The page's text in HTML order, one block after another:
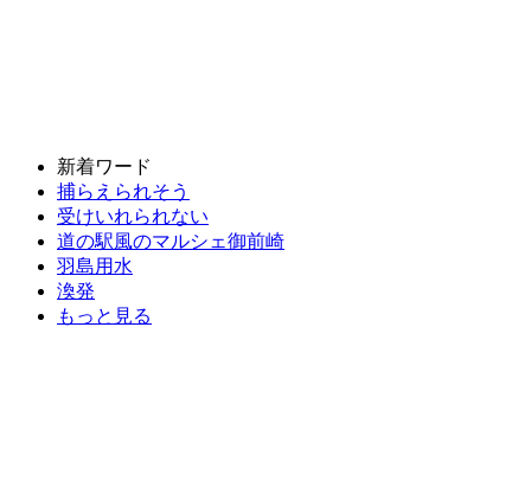
新着ワード
捕らえられそう
受けいれられない
道の駅風のマルシェ御前崎
羽島用水
渙発
もっと見る